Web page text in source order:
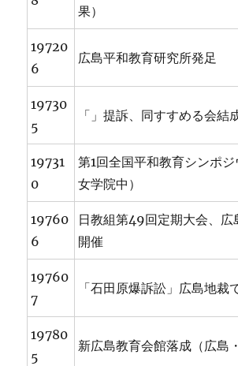
果）
19720
6
広島平和教育研究所発足
19730
5
「」提訴、同すすめる会結
19731
0
第1回全国平和教育シンポジ
女学院中）
19760
6
日教組第49回定期大会、広
開催
19760
7
「石田原爆訴訟」広島地裁
19780
5
新広島教育会館落成（広島